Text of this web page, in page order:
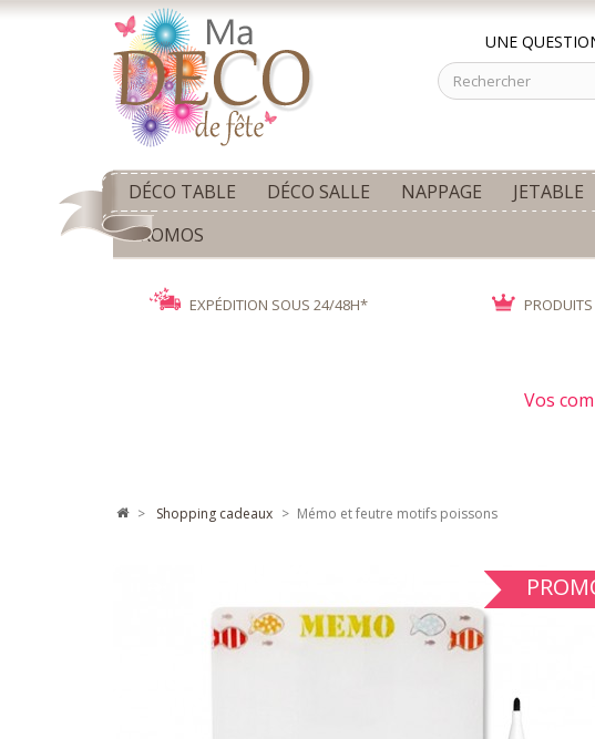
UNE
DÉCO TABLE DÉCO SALLE NAPPAGE JETABLE
PROMOS
EXPÉDITION SOUS 24/48H*
Vos
> shopping cadeaux > Mémo et feutre motifs poissons